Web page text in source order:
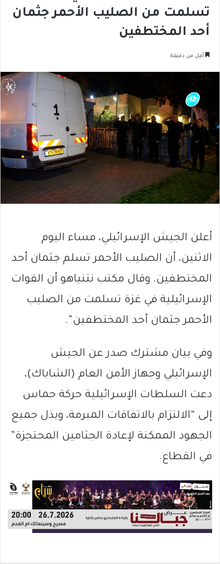
تسلمت من الصليب الأحمر جثمان
أحد المختطفين
أقل من دقيقة
أعلن الجيش الإسرائيلي، مساء اليوم
الاثنين، أن الصليب الأحمر تسلم جثمان أحد
المختطفين. وقال مكتب نتنياهو أن القوات
الإسرائيلية في غزة تسلمت من الصليب
الأحمر جثمان أحد المختطفين”.
وفي بيان مشترك صدر عن الجيش
الإسرائيلي وجهاز الأمن العام (الشاباك)،
دعت السلطات الإسرائيلية حركة حماس
إلى “الالتزام بالاتفاقات المبرمة، وبذل جميع
الجهود الممكنة لإعادة الجثامين المحتجزة”
في القطاع.